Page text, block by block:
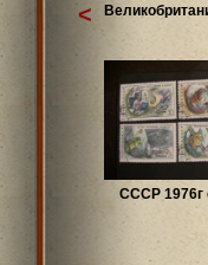
СССР 1976г
<